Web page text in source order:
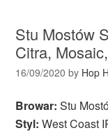
Stu Mostów
Citra,
16/09/2020 by Hop
Browar: Stu
Styl: West Coast